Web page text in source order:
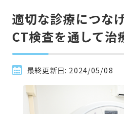
適切な診療につな
CT検査を通して治
最終更新日: 2024/05/08